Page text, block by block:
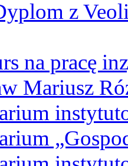
z
na pracę
Mariusz